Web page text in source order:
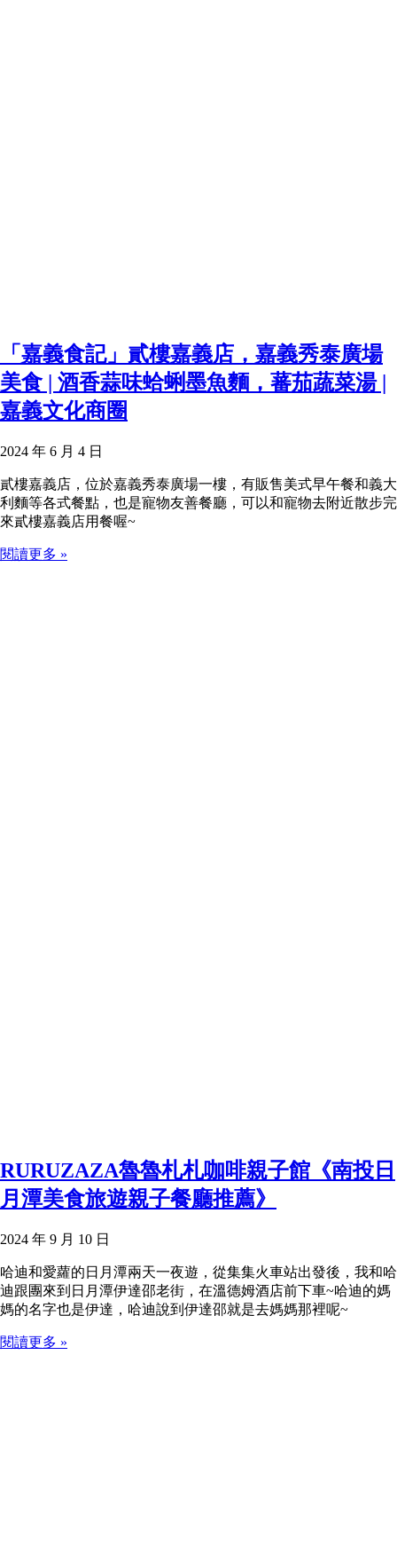
「嘉義食記」貳樓嘉義店，嘉義秀泰廣場
美食 | 酒香蒜味蛤蜊墨魚麵，蕃茄蔬菜湯 |
嘉義文化商圈
2024 年 6 月 4 日
貳樓嘉義店，位於嘉義秀泰廣場一樓，有販售美式早午餐和義大
利麵等各式餐點，也是寵物友善餐廳，可以和寵物去附近散步完
來貳樓嘉義店用餐喔~
閱讀更多 »
RURUZAZA魯魯札札咖啡親子館《南投日
月潭美食旅遊親子餐廳推薦》
2024 年 9 月 10 日
哈迪和愛蘿的日月潭兩天一夜遊，從集集火車站出發後，我和哈
迪跟團來到日月潭伊達邵老街，在溫德姆酒店前下車~哈迪的媽
媽的名字也是伊達，哈迪說到伊達邵就是去媽媽那裡呢~
閱讀更多 »